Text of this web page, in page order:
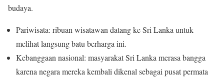
budaya.
Pariwisata: ribuan wisatawan datang ke Sri Lanka untuk
melihat langsung batu berharga ini.
Kebanggaan nasional: masyarakat Sri Lanka merasa bangga
karena negara mereka kembali dikenal sebagai pusat permata